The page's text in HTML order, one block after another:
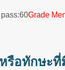
Grade
รือทักษะที่